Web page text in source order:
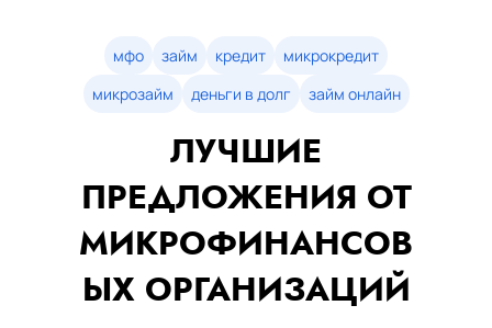
Займы онлайн
Денежные кредиты
мфо займ кредит
микрокредит
микрозайм
деньги в долг займ онлайн
ЛУЧШИЕ
ПРЕДЛОЖЕНИЯ ОТ
МИКРОФИНАНСОВ
ЫХ ОРГАНИЗАЦИЙ